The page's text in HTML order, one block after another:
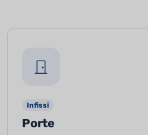
Infissi
Porte